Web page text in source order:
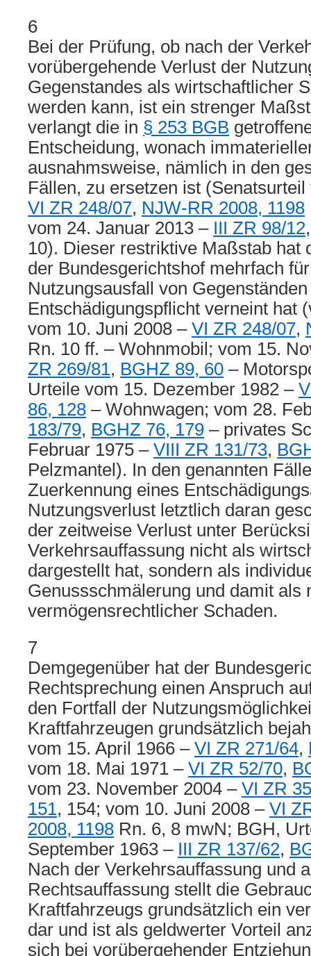
6
Bei der Prüfung, ob nach der
vorübergehende Verlust der
Gegenstandes als wirtschaftlicher
werden kann, ist ein strenger
verlangt die in § 253 BGB
Entscheidung, wonach
ausnahmsweise, nämlich in den
Fällen, zu ersetzen ist
VI ZR 248/07, NJW-RR 2008, 1198
vom 24. Januar 2013 – III ZR 98/12
10). Dieser restriktive Maßstab hat
der Bundesgerichtshof mehrfach
Nutzungsausfall von
Entschädigungspflicht verneint hat
vom 10. Juni 2008 – VI ZR 248/07,
Rn. 10 ff. – Wohnmobil; vom 15.
ZR 269/81, BGHZ 89, 60 –
Urteile vom 15. Dezember 1982 –
86, 128 – Wohnwagen; vom 28.
183/79, BGHZ 76, 179 – privates
Februar 1975 – VIII ZR 131/73,
Pelzmantel). In den genannten
Zuerkennung eines
Nutzungsverlust letztlich daran
der zeitweise Verlust unter
Verkehrsauffassung nicht als
dargestellt hat, sondern als
Genussschmälerung und damit als
vermögensrechtlicher Schaden.
7
Demgegenüber hat der
Rechtsprechung einen Anspruch
den Fortfall der
Kraftfahrzeugen grundsätzlich
vom 15. April 1966 – VI ZR 271/64,
vom 18. Mai 1971 – VI ZR 52/70,
vom 23. November 2004 – VI ZR
151, 154; vom 10. Juni 2008 – VI
2008, 1198 Rn. 6, 8 mwN; BGH,
September 1963 – III ZR 137/62,
Nach der Verkehrsauffassung und
Rechtsauffassung stellt die
Kraftfahrzeugs grundsätzlich ein
dar und ist als geldwerter Vorteil
sich bei vorübergehender